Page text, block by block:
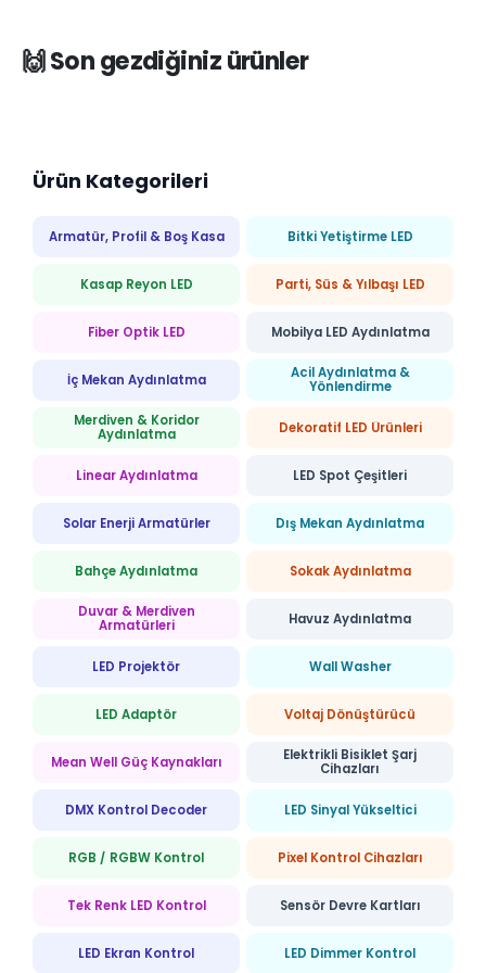
🙌 Son gezdiğiniz ürünler
Ürün Kategorileri
Armatür, Profil & Boş Kasa Bitki Yetiştirme LED
Kasap Reyon LED Parti, Süs & Yılbaşı LED
Fiber Optik LED Mobilya LED Aydınlatma
İç Mekan Aydınlatma
Acil Aydınlatma &
Yönlendirme
Merdiven & Koridor
Aydınlatma
Dekoratif LED Ürünleri
Linear Aydınlatma LED Spot Çeşitleri
Solar Enerji Armatürler Dış Mekan Aydınlatma
Bahçe Aydınlatma Sokak Aydınlatma
Duvar & Merdiven
Armatürleri
Havuz Aydınlatma
LED Projektör Wall Washer
LED Adaptör Voltaj Dönüştürücü
Mean Well Güç Kaynakları
Elektrikli Bisiklet Şarj
Cihazları
DMX Kontrol Decoder LED Sinyal Yükseltici
RGB / RGBW Kontrol Pixel Kontrol Cihazları
Tek Renk LED Kontrol Sensör Devre Kartları
LED Ekran Kontrol LED Dimmer Kontrol